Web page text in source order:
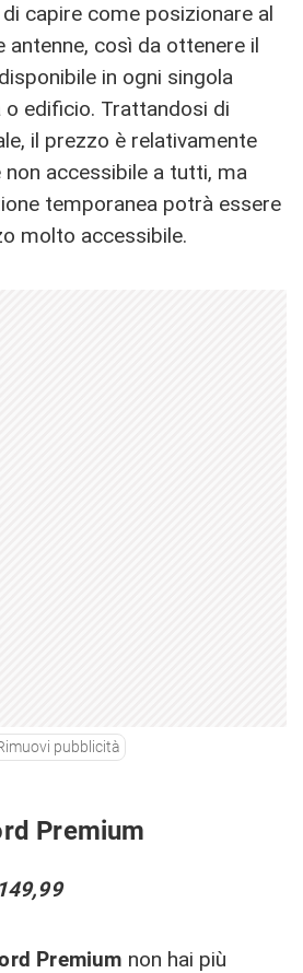
capire come posizionare al
antenne, così da ottenere il
in ogni singola
o edificio. Trattandosi di
il prezzo è relativamente
accessibile a tutti, ma
temporanea potrà essere
molto accessibile.
pubblicità
Premium
Premium non hai più